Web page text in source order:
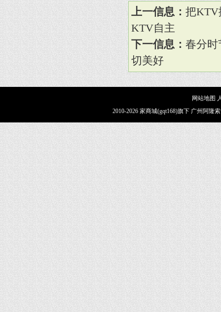
上一信息： 把KTV
KTV自主
下一信息： 春分时
切美好
网站地图
2010-2026 家商城(gqt168)旗下 广州阿隆